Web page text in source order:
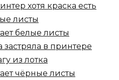
хотя краска есть
листы
белые листы
застряла в принтере
из лотка
чёрные листы